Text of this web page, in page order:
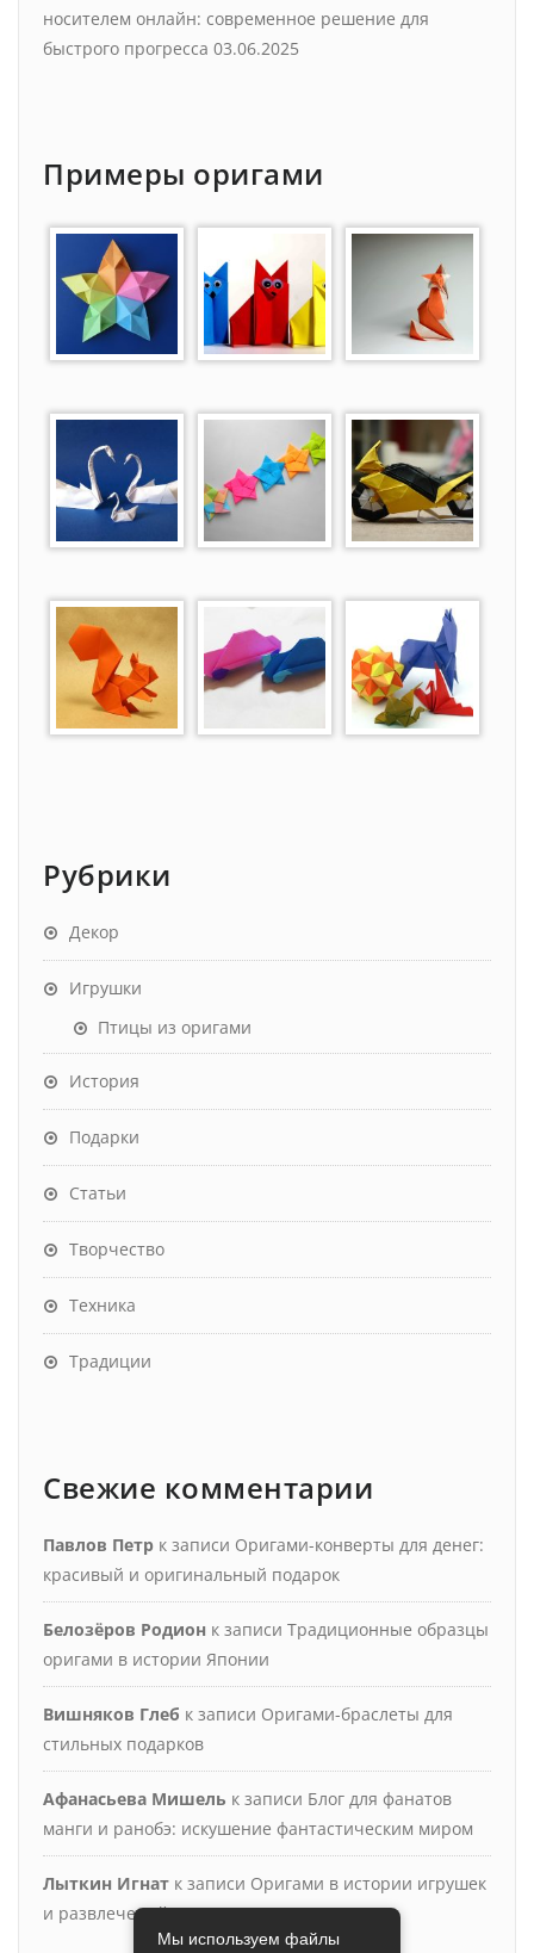
носителем онлайн: современное решение для
быстрого прогресса 03.06.2025
Примеры оригами
Рубрики
Декор
Игрушки
Птицы из оригами
История
Подарки
Статьи
Творчество
Техника
Традиции
Свежие комментарии
Павлов Петр к записи Оригами-конверты для денег:
красивый и оригинальный подарок
Белозёров Родион к записи Традиционные образцы
оригами в истории Японии
Вишняков Глеб к записи Оригами-браслеты для
стильных подарков
Афанасьева Мишель к записи Блог для фанатов
манги и ранобэ: искушение фантастическим миром
Лыткин Игнат к записи Оригами в истории игрушек
и развлечений
Мы используем файлы